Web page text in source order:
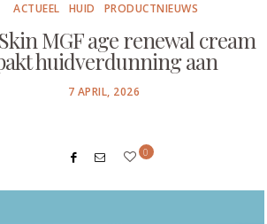
ACTUEEL HUID PRODUCTNIEUWS
MGF age renewal cream
huidverdunning aan
POSTED
7 APRIL, 2026
0